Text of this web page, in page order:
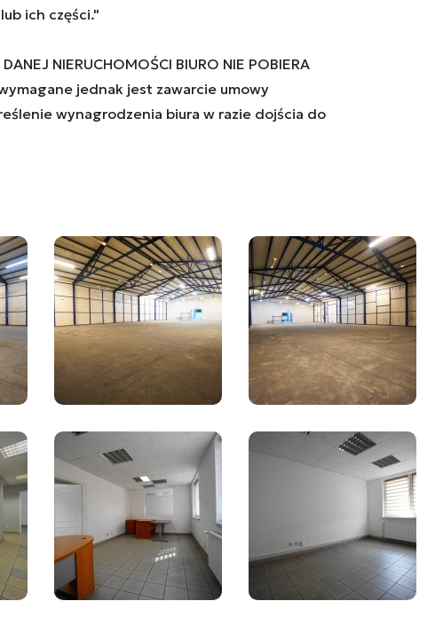
ich części."
NIERUCHOMOŚCI BIURO NIE POBIERA
wymagane jednak jest zawarcie umowy
wynagrodzenia biura w razie dojścia do